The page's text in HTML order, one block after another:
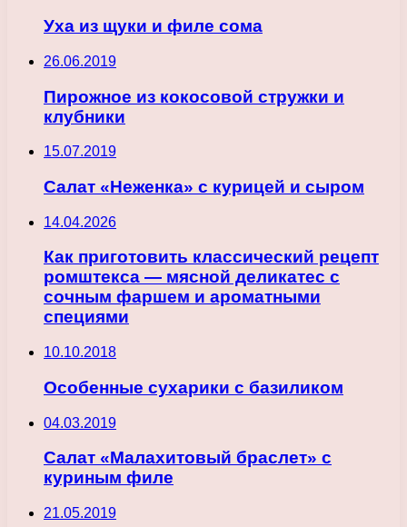
Уха из щуки и филе сома
26.06.2019
Пирожное из кокосовой стружки и
клубники
15.07.2019
Салат «Неженка» с курицей и сыром
14.04.2026
Как приготовить классический рецепт
ромштекса — мясной деликатес с
сочным фаршем и ароматными
специями
10.10.2018
Особенные сухарики с базиликом
04.03.2019
Салат «Малахитовый браслет» с
куриным филе
21.05.2019